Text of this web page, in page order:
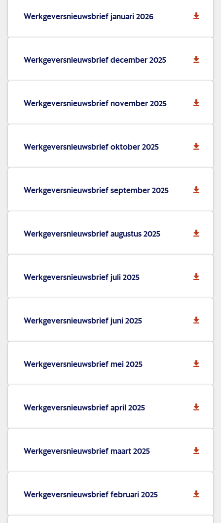
Werkgeversnieuwsbrief januari 2026
Werkgeversnieuwsbrief december 2025
Werkgeversnieuwsbrief november 2025
Werkgeversnieuwsbrief oktober 2025
Werkgeversnieuwsbrief september 2025
Werkgeversnieuwsbrief augustus 2025
Werkgeversnieuwsbrief juli 2025
Werkgeversnieuwsbrief juni 2025
Werkgeversnieuwsbrief mei 2025
Werkgeversnieuwsbrief april 2025
Werkgeversnieuwsbrief maart 2025
Werkgeversnieuwsbrief februari 2025